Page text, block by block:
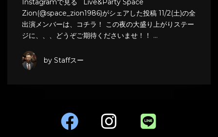
Zion(@space_zion1986)がシェアした投稿 11/2(土)の全
出演メンバーは、コチラ！ この夜の大盛り上がりステー
ジに、、、どうぞご期待くださいませ！！ …
by Staffスー